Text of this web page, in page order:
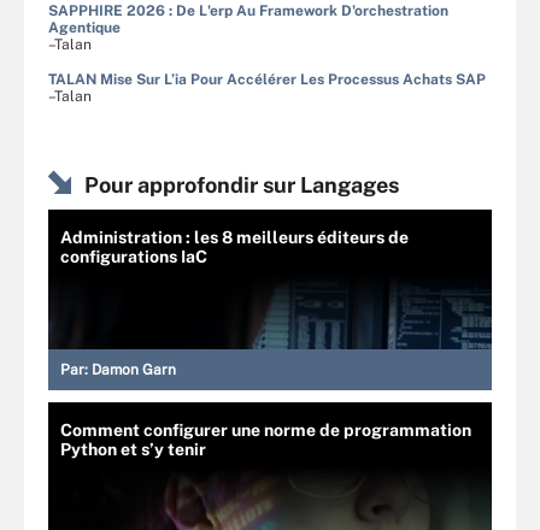
SAPPHIRE 2026 : De L'erp Au Framework D'orchestration
Agentique
–Talan
TALAN Mise Sur L’ia Pour Accélérer Les Processus Achats SAP
–Talan
Pour approfondir sur Langages
Administration : les 8 meilleurs éditeurs de
configurations IaC
Par: Damon Garn
Comment configurer une norme de programmation
Python et s’y tenir